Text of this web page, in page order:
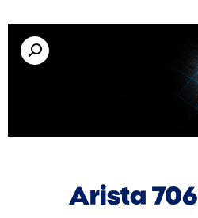
Arista